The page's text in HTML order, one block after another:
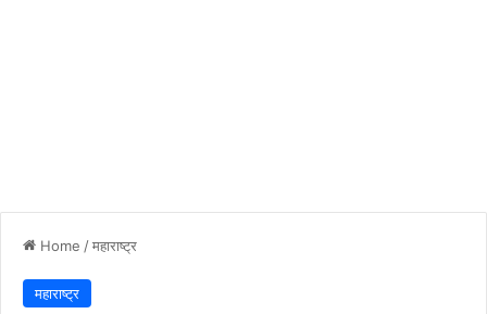
Home /महाराष्ट्र
महाराष्ट्र